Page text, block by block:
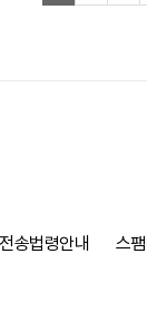
송법령안내 스